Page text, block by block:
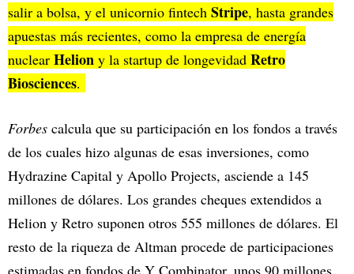
salir a bolsa, y el unicornio fintech Stripe, hasta grandes
apuestas más recientes, como la empresa de energía
nuclear Helion y la startup de longevidad Retro
Biosciences.
Forbes calcula que su participación en los fondos a través
de los cuales hizo algunas de esas inversiones, como
Hydrazine Capital y Apollo Projects, asciende a 145
millones de dólares. Los grandes cheques extendidos a
Helion y Retro suponen otros 555 millones de dólares. El
resto de la riqueza de Altman procede de participaciones
estimadas en fondos de Y Combinator, unos 90 millones